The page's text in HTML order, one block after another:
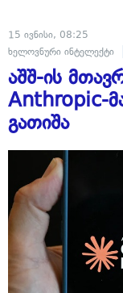
15 ივნისი, 08:25
ხელოვნური ინტელექტი
აშშ-ის
Anthropic-
გათიშა